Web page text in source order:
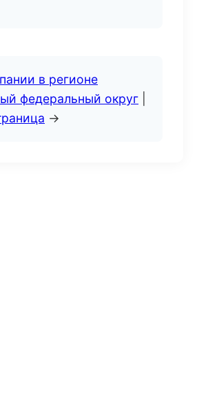
в регионе
федеральный округ
→